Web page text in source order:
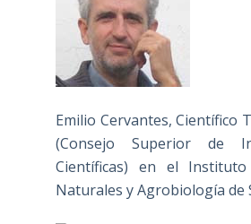
Emilio Cervantes, Científico
(Consejo Superior de
Científicas) en el Instituto
Naturales y Agrobiología de